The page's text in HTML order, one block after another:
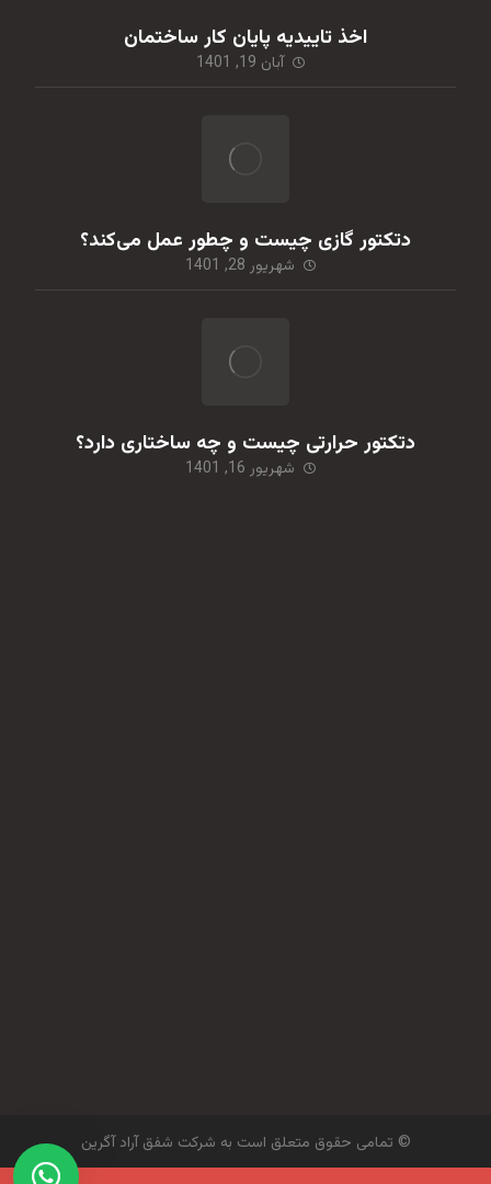
اخذ تاییدیه پایان کار ساختمان
آبان 19, 1401
دتکتور گازی چیست و چطور عمل می‌کند؟
شهریور 28, 1401
دتکتور حرارتی چیست و چه ساختاری دارد؟
شهریور 16, 1401
© تمامی حقوق متعلق است به شرکت شفق آراد آگرین